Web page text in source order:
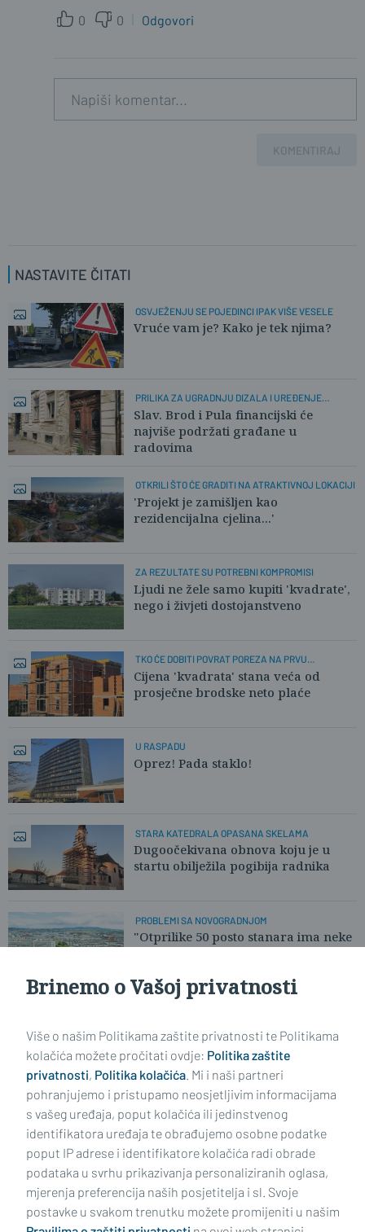
0 0 Odgovori
KOMENTIRAJ
NASTAVITE ČITATI
OSVJEŽENJU SE POJEDINCI IPAK VIŠE VESELE
Vruće vam je? Kako je tek njima?
PRILIKA ZA UGRADNJU DIZALA I UREĐENJE
PROČELJA
Slav. Brod i Pula financijski će
najviše podržati građane u
radovima
OTKRILI ŠTO ĆE GRADITI NA ATRAKTIVNOJ LOKACIJI
'Projekt je zamišljen kao
rezidencijalna cjelina...'
ZA REZULTATE SU POTREBNI KOMPROMISI
Ljudi ne žele samo kupiti 'kvadrate',
nego i živjeti dostojanstveno
TKO ĆE DOBITI POVRAT POREZA NA PRVU
NEKRETNINU?
Cijena 'kvadrata' stana veća od
prosječne brodske neto plaće
U RASPADU
Oprez! Pada staklo!
STARA KATEDRALA OPASANA SKELAMA
Dugoočekivana obnova koju je u
startu obilježila pogibija radnika
PROBLEMI SA NOVOGRADNJOM
"Otprilike 50 posto stanara ima neke
Impressum Uvjeti korištenja Politika privatnosti
Brinemo o Vašoj privatnosti
Više o našim Politikama zaštite privatnosti te Politikama
kolačića možete pročitati ovdje: Politika zaštite
privatnosti, Politika kolačića. Mi i naši partneri
pohranjujemo i pristupamo neosjetljivim informacijama
s vašeg uređaja, poput kolačića ili jedinstvenog
identifikatora uređaja te obrađujemo osobne podatke
poput IP adrese i identifikatore kolačića radi obrade
podataka u svrhu prikazivanja personaliziranih oglasa,
mjerenja preferencija naših posjetitelja i sl. Svoje
postavke u svakom trenutku možete promijeniti u našim